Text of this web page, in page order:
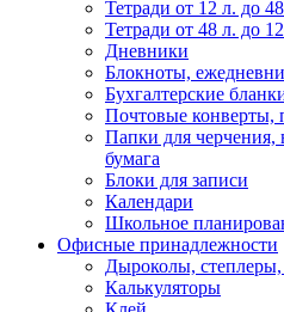
Тетради от 12 л. до
Тетради от 48 л. до
Дневники
Блокноты,
Бухгалтерские
Почтовые конверты,
Папки для черчения,
бумага
Блоки для записи
Календари
Школьное
Офисные принадлежности
Дыроколы,
Калькуляторы